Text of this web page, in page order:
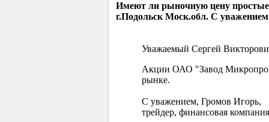
Имеют ли рыночную цену
г.Подольск Моск.обл. С
Уважаемый Сергей
Акции ОАО "Завод
рынке.
С уважением, Громов Игорь,
трейдер, финансовая